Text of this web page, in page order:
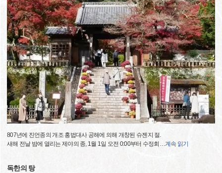
807년에 진언종의 개조 홍법대사 공해에 의해 개창된 슈젠지 절.
새해 전날 밤에 열리는 제야의 종, 1월 1일 오전 0:00부터 수정회 …계속 읽기
독한의 탕